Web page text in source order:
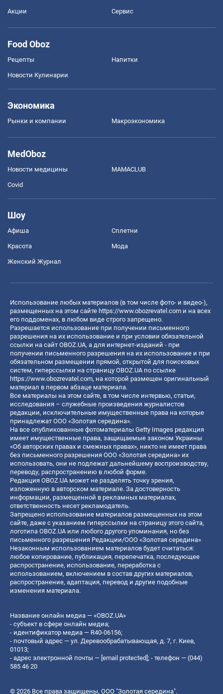
Акции Сервис
Food Oboz
Рецепты Напитки
Новости Кулинарии
Экономика
Рынки и компании Mакроэкономика
MedOboz
Новости медицины MAMACLUB
Covid
Шоу
Афиша Сплетни
Красота Мода
Женский Журнал
Использование любых материалов (в том числе фото- и видео-),
размещенных на этом сайте https://www.obozrevatel.com и на всех
его поддоменах, в любом виде строго запрещено.
Разрешается использование при получении письменного
разрешения на их использование и при условии обязательной
ссылки на сайт OBOZ.UA, а для интернет-изданий - при
получении письменного разрешения на их использование и при
обязательном размещении прямой, открытой для поисковых
систем, гиперссылки на страницу OBOZ.UA по ссылке
https://www.obozrevatel.com, на которой размещен оригинальный
материал в первом абзаце материала.
Все материалы на этом сайте, в том числе интервью, статьи,
исследования – служебные произведения журналистов
редакции, исключительные имущественные права на которые
принадлежат ООО «Золотая середина».
На все опубликованные фотоматериалы Getty Images редакция
имеет имущественные права, защищаемые законом Украины
«Об авторских правах и смежных правах», никто не имеет права
без письменного разрешения ООО «Золотая середина» их
использовать, они не подлежат дальнейшему воспроизводству,
переводу, распространению в любой форме.
Редакция OBOZ.UA может не разделять точку зрения,
изложенную в авторском материале. За достоверность
информации, размещенной в рекламных материалах,
ответственность несет рекламодатель.
Запрещено использование материалов размещенных на этом
сайте, даже с указанием гиперссылки на страницу этого сайта,
логотипа OBOZ.UA или любого другого упоминания, но без
письменного разрешения Редакции/ООО «Золотая середина»
Незаконным использованием материалов будет считаться:
любое копирование, публикация, перепечатка, последующее
распространение, использование, переработка с
использованием, включением в состав других материалов,
распространение, адаптация, перевод и другие подобные
изменения материала.
Название онлайн медиа — «OBOZ.UA»
- субъект в сфере онлайн медиа;
- идентификатор медиа — R40-06156;
- почтовый адрес — ул. Деревообрабатывающая, д. 7, г. Киев,
01013;
- адрес электронной почты — [email protected]; - телефон — (044)
585 46 20
© 2026 Все права защищены, ООО "Золотая середина".